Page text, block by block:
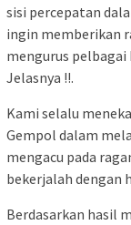
sisi percepatan
ingin memberikan
mengurus
Jelasnya !!.
Kami selalu
Gempol dalam
mengacu pada
bekerjalah dengan
Berdasarkan hasil